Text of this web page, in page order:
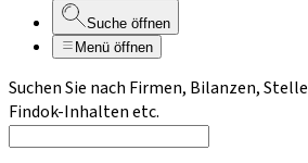
Suche öffnen
Menü öffnen
Suchen Sie nach Firmen, Bilanzen,
Findok-Inhalten etc.